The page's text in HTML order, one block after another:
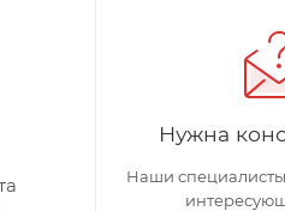
Нужна
Наши